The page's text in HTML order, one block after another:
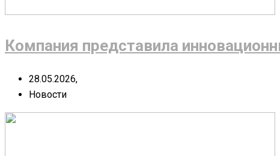
Компания представила
28.05.2026,
Новости